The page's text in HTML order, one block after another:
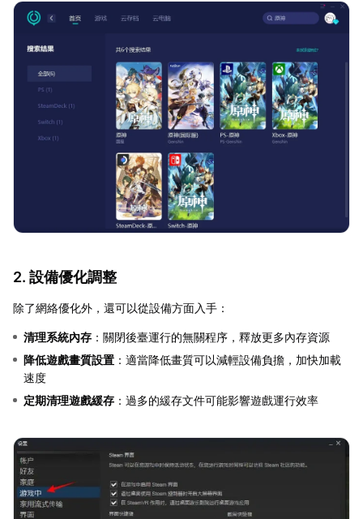
2. 設備優化調整
除了網絡優化外，還可以從設備方面入手：
清理系統內存 ：關閉後臺運行的無關程序，釋放更多內存資源
降低遊戲畫質設置 ：適當降低畫質可以減輕設備負擔，加快加載
速度
定期清理遊戲緩存 ：過多的緩存文件可能影響遊戲運行效率